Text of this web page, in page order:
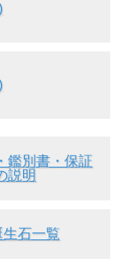
鑑別書・保証
説明
石一覧